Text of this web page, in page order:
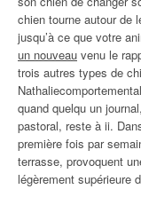
chien tourne autour de
jusqu’à ce que votre
un nouveau venu le
trois autres types de
quand quelqu un
pastoral, reste à ii.
première fois par
terrasse, provoquent
légèrement supérieure